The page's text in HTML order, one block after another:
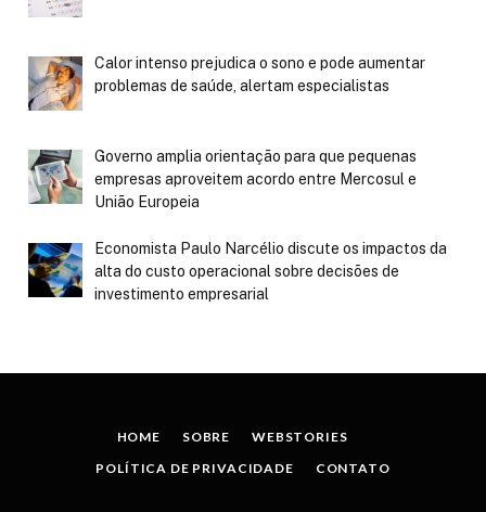
Calor intenso prejudica o sono e pode aumentar
problemas de saúde, alertam especialistas
Governo amplia orientação para que pequenas
empresas aproveitem acordo entre Mercosul e
União Europeia
Economista Paulo Narcélio discute os impactos da
alta do custo operacional sobre decisões de
investimento empresarial
HOME SOBRE
WEBSTORIES
POLÍTICA DE PRIVACIDADE
CONTATO